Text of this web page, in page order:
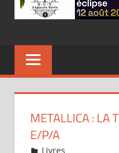
METALLICA : LA
E/P/A
14 octobre 2024
fabricelol
Livres